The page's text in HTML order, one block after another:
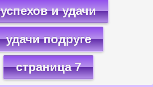
успехов и удачи
удачи подруге
страница 7